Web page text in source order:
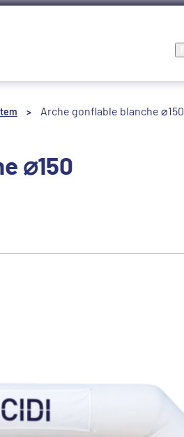
> Arche gonflable blanche ⌀150
⌀150